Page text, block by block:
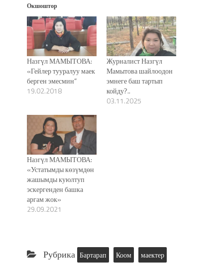
Окшоштор
Назгүл МАМЫТОВА:
«Гейлер тууралуу маек
берген эмесмин”
19.02.2018
Журналист Назгүл
Мамытова шайлоодон
эмнеге баш тартып
койду?..
03.11.2025
Назгүл МАМЫТОВА:
«Устатымды көзүмдөн
жашымды куюлтуп
эскергенден башка
аргам жок»
29.09.2021
Рубрика Бартарап Коом маектер